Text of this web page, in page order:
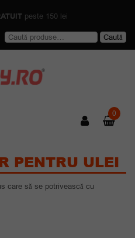
peste 150 lei
Caută
Caută
0
PENTRU ULEI
care să se potrivească cu